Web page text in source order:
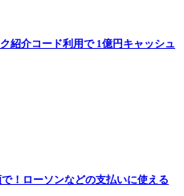
紹介コード利用で 1億円キャッシュ
！ローソンなどの支払いに使える